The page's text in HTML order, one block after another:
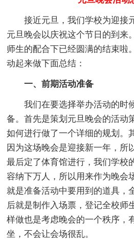
接近元旦，我们学校为迎接
元旦晚会以庆祝这个节日的到来
师生的配合下已经圆满的结束啦
动起来做下面总结：
一、前期活动准备
我们在要选择举办活动的时
备。首先是策划元旦晚会的活动
如何进行做了一个详细的规划。
因为这场晚会是迎接新一年，所
最后定了体育馆进行，我们学校
容纳下万人，所以用来作为晚会
就是准备活动中要用到的道具，
后就是制作入场票，登记全校师
样做也是考虑晚会的一个秩序，
坐，不会让会场很乱。